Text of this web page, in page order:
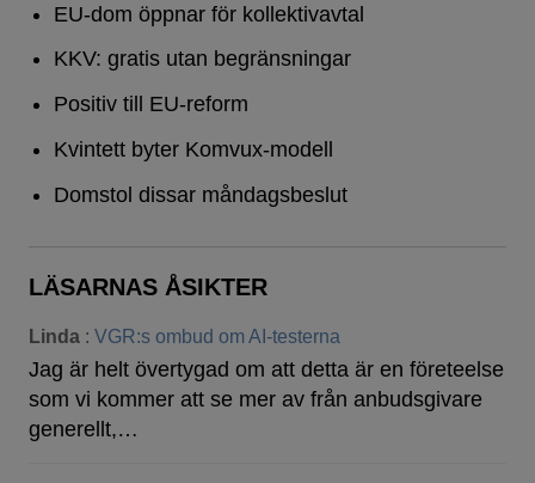
EU-dom öppnar för kollektivavtal
KKV: gratis utan begränsningar
Positiv till EU-reform
Kvintett byter Komvux-modell
Domstol dissar måndagsbeslut
LÄSARNAS ÅSIKTER
Linda : VGR:s ombud om AI-testerna
Jag är helt övertygad om att detta är en företeelse
som vi kommer att se mer av från anbudsgivare
generellt,…